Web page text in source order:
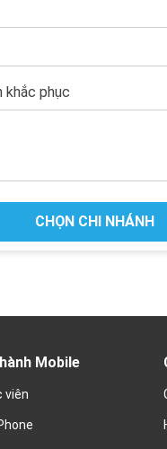
khắc phục
CHỌN CHI NHÁNH
Mobile
viên